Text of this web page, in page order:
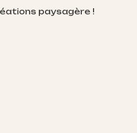
paysagère !